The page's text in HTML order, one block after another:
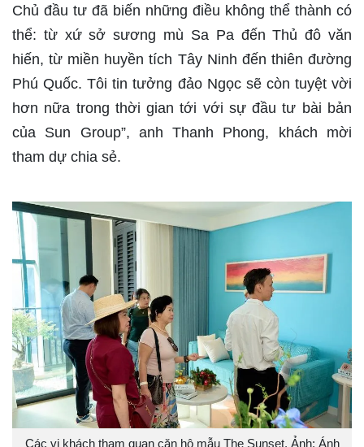
Chủ đầu tư đã biến những điều không thể thành có
thể: từ xứ sở sương mù Sa Pa đến Thủ đô văn
hiến, từ miền huyền tích Tây Ninh đến thiên đường
Phú Quốc. Tôi tin tưởng đảo Ngọc sẽ còn tuyệt vời
hơn nữa trong thời gian tới với sự đầu tư bài bản
của Sun Group”, anh Thanh Phong, khách mời
tham dự chia sẻ.
Các vị khách tham quan căn hộ mẫu The Sunset. Ảnh: Ánh